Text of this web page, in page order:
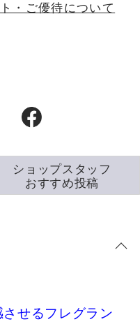
・ご優待について
せるフレグラン
ショップスタッフ
おすすめ投稿